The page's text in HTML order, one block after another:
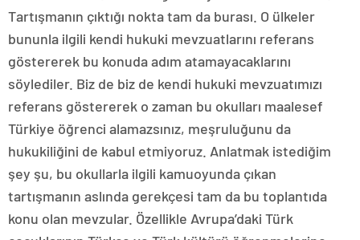
Tartışmanın çıktığı nokta tam da burası. O ülkeler
bununla ilgili kendi hukuki mevzuatlarını referans
göstererek bu konuda adım atamayacaklarını
söylediler. Biz de biz de kendi hukuki mevzuatımızı
referans göstererek o zaman bu okulları maalesef
Türkiye öğrenci alamazsınız, meşruluğunu da
hukukiliğini de kabul etmiyoruz. Anlatmak istediğim
şey şu, bu okullarla ilgili kamuoyunda çıkan
tartışmanın aslında gerekçesi tam da bu toplantıda
konu olan mevzular. Özellikle Avrupa’daki Türk